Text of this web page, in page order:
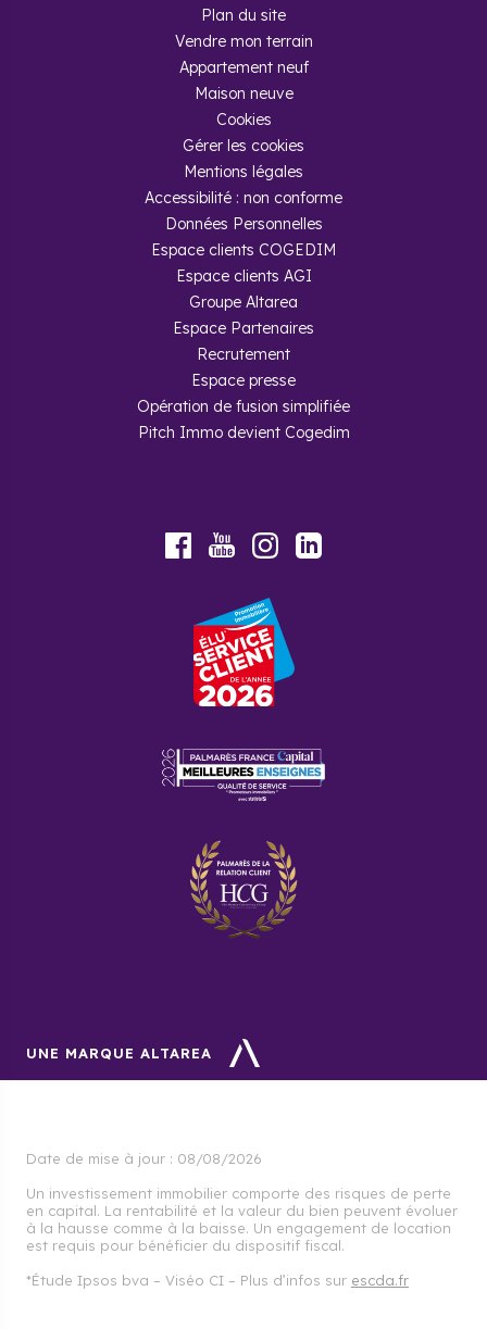
Plan du site
Vendre mon terrain
Appartement neuf
Maison neuve
Cookies
Gérer les cookies
Mentions légales
Accessibilité : non conforme
Données Personnelles
Espace clients COGEDIM
Espace clients AGI
Groupe Altarea
Espace Partenaires
Recrutement
Espace presse
Opération de fusion simplifiée
Pitch Immo devient Cogedim
FacebookYoutubeInstagram
UNE MARQUE ALTAREA
Date de mise à jour : 08/08/2026
Un investissement immobilier comporte des risques de perte
en capital. La rentabilité et la valeur du bien peuvent évoluer
à la hausse comme à la baisse. Un engagement de location
est requis pour bénéficier du dispositif fiscal.
*Étude Ipsos bva – Viséo CI – Plus d’infos sur escda.fr